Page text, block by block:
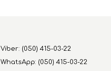
Viber: (050) 415-03-22
WhatsApp: (050) 415-03-22